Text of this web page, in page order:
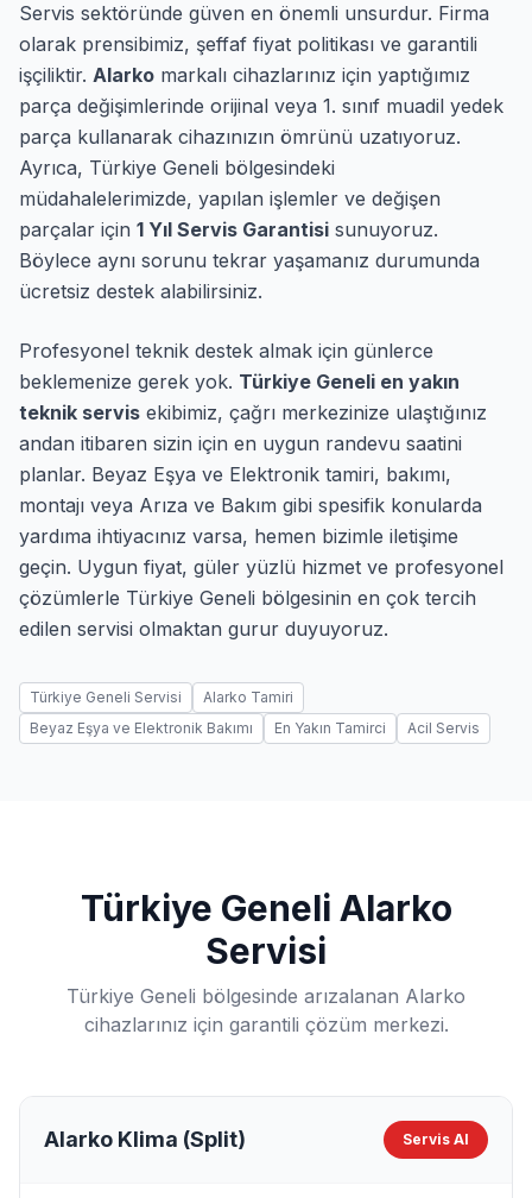
Servis sektöründe güven en önemli unsurdur. Firma
olarak prensibimiz, şeffaf fiyat politikası ve garantili
işçiliktir. Alarko markalı cihazlarınız için yaptığımız
parça değişimlerinde orijinal veya 1. sınıf muadil yedek
parça kullanarak cihazınızın ömrünü uzatıyoruz.
Ayrıca, Türkiye Geneli bölgesindeki
müdahalelerimizde, yapılan işlemler ve değişen
parçalar için 1 Yıl Servis Garantisi sunuyoruz.
Böylece aynı sorunu tekrar yaşamanız durumunda
ücretsiz destek alabilirsiniz.
Profesyonel teknik destek almak için günlerce
beklemenize gerek yok. Türkiye Geneli en yakın
teknik servis ekibimiz, çağrı merkezinize ulaştığınız
andan itibaren sizin için en uygun randevu saatini
planlar. Beyaz Eşya ve Elektronik tamiri, bakımı,
montajı veya Arıza ve Bakım gibi spesifik konularda
yardıma ihtiyacınız varsa, hemen bizimle iletişime
geçin. Uygun fiyat, güler yüzlü hizmet ve profesyonel
çözümlerle Türkiye Geneli bölgesinin en çok tercih
edilen servisi olmaktan gurur duyuyoruz.
Türkiye Geneli Servisi
Alarko Tamiri
Beyaz Eşya ve Elektronik Bakımı
En Yakın Tamirci Acil Servis
Türkiye Geneli Alarko
Servisi
Türkiye Geneli bölgesinde arızalanan Alarko
cihazlarınız için garantili çözüm merkezi.
Alarko Klima (Split) Servis Al